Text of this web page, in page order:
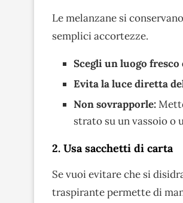
Le melanzane si
semplici accortezze.
Scegli un luogo
Evita la luce diretta
Non sovrapporle:
strato su un vassoio o
2. Usa sacchetti di carta
Se vuoi evitare che si
traspirante permette di